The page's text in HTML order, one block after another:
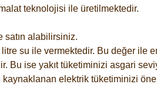
teknolojisi ile üretilmektedir.
alabilirsiniz.
litre su ile vermektedir. Bu değer ile
Bu ise yakıt tüketiminizi asgari
kaynaklanan elektrik tüketiminizi